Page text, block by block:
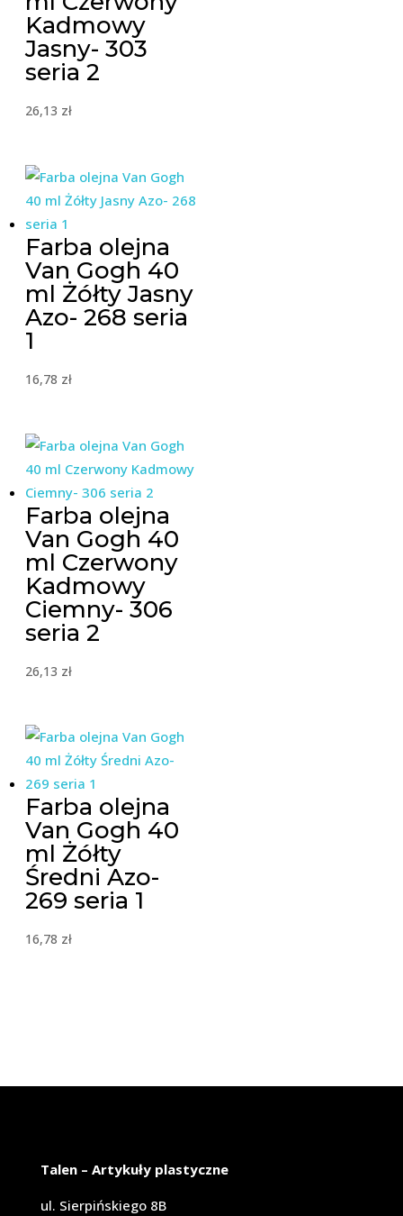
Kadmowy
Jasny- 303
seria 2
26,13 zł
Farba olejna
Van Gogh 40
ml Żółty Jasny
Azo- 268 seria
1
16,78 zł
Farba olejna
Van Gogh 40
ml Czerwony
Kadmowy
Ciemny- 306
seria 2
26,13 zł
Farba olejna
Van Gogh 40
ml Żółty
Średni Azo-
269 seria 1
16,78 zł
Talen – Artykuły plastyczne
ul. Sierpińskiego 8B